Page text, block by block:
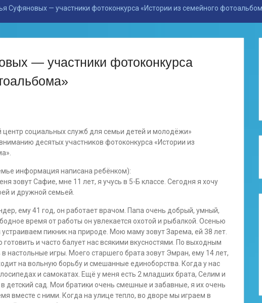
Суфяновых — участники фотоконкурса «Истории из семейного
— участники фотоконкурса
центр социальных служб для семьи детей и молодёжи»
десятых участников фотоконкурса «Истории из
информация написана ребёнком):
зовут Сафие, мне 11 лет, я учусь в 5-Б классе. Сегодня я хочу
и дружной семьей.
ему 41 год, он работает врачом. Папа очень добрый, умный,
время от работы он увлекается охотой и рыбалкой. Осенью
пикник на природе. Мою маму зовут Зарема, ей 38 лет.
и часто балует нас всякими вкусностями. По выходным
настольные игры. Моего старшего брата зовут Эмран, ему 14 лет,
на вольную борьбу и смешанные единоборства. Когда у нас
и самокатах. Ещё у меня есть 2 младших брата, Селим и
детский сад. Мои братики очень смешные и забавные, я их очень
вместе с ними. Когда на улице тепло, во дворе мы играем в